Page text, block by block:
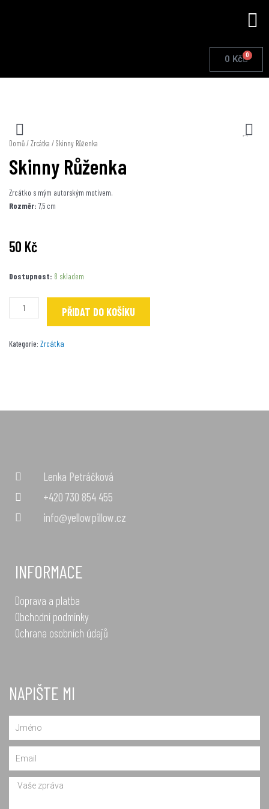
0 Kč 0Cart
Domů/Zrcátka / Skinny Růženka
Skinny Růženka
Zrcátko s mým autorským motivem.
Rozměr: 7,5 cm
50 Kč
Dostupnost: 8 skladem
Skinny
PŘIDAT DO KOŠÍKU
Kategorie: Zrcátka
Lenka Petráčková
+420 730 854 455
info@yellowpillow.cz
INFORMACE
Doprava a platba
Obchodní podmínky
Ochrana osobních údajů
NAPIŠTE MI
Message